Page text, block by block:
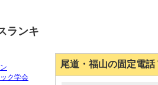
尾道・福山の固定電話
ランキ
ク学会